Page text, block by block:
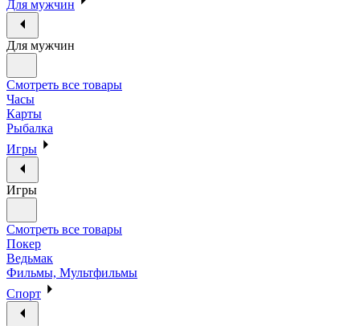
Для мужчин
Для мужчин
Смотреть все товары
Часы
Карты
Рыбалка
Игры
Игры
Смотреть все товары
Покер
Ведьмак
Фильмы, Мультфильмы
Спорт